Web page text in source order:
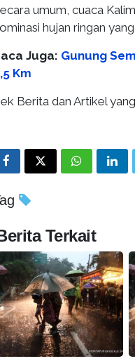
umum, cuaca
hujan ringan
Juga: Gunung
Km
Berita dan Artikel
Terkait